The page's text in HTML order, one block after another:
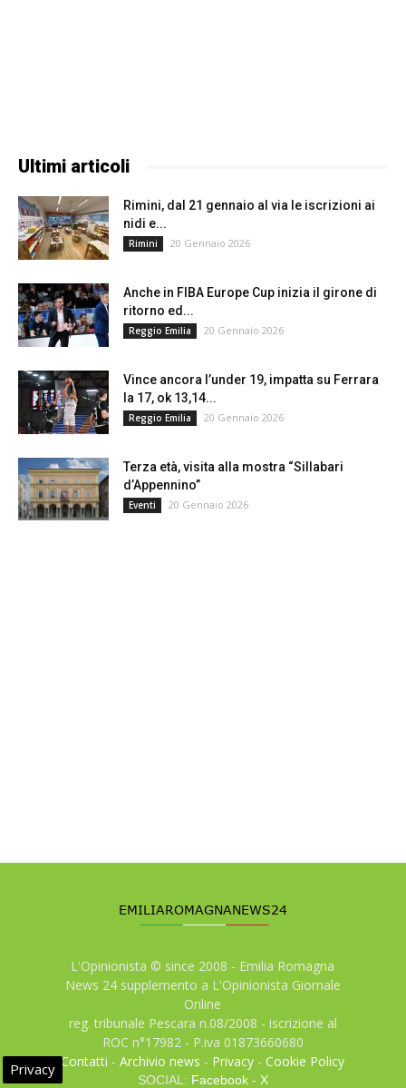
Ultimi articoli
Rimini, dal 21 gennaio al via le iscrizioni ai
nidi e...
Rimini 20 Gennaio 2026
Anche in FIBA Europe Cup inizia il girone di
ritorno ed...
Reggio Emilia 20 Gennaio 2026
Vince ancora l’under 19, impatta su Ferrara
la 17, ok 13,14...
Reggio Emilia 20 Gennaio 2026
Terza età, visita alla mostra “Sillabari
d’Appennino”
Eventi 20 Gennaio 2026
L'Opinionista © since 2008 - Emilia Romagna
News 24 supplemento a L'Opinionista Giornale
Online
reg. tribunale Pescara n.08/2008 - iscrizione al
ROC n°17982 - P.iva 01873660680
Contatti -Archivio news - Privacy -Cookie Policy
SOCIAL: Facebook- X
Privacy